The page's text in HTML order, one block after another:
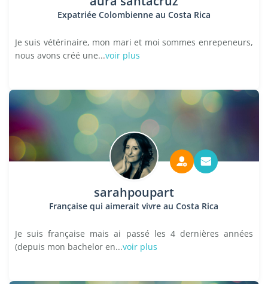
Expatriée Colombienne au Costa Rica
Je suis vétérinaire, mon mari et moi sommes enrepeneurs,
nous avons créé une...voir plus
sarahpoupart
Française qui aimerait vivre au Costa Rica
Je suis française mais ai passé les 4 dernières années
(depuis mon bachelor en...voir plus